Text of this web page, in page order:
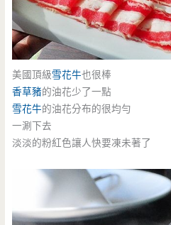
美國頂級雪花牛也很棒
香草豬的油花少了一點
雪花牛的油花分布的很均勻
一涮下去
淡淡的粉紅色讓人快要凍未著了